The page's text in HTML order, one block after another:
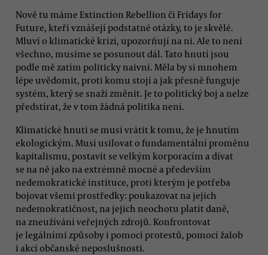
Nově tu máme Extinction Rebellion či Fridays for
Future, kteří vznášejí podstatné otázky, to je skvělé.
Mluví o klimatické krizi, upozorňují na ni. Ale to není
všechno, musíme se posunout dál. Tato hnutí jsou
podle mě zatím politicky naivní. Měla by si mnohem
lépe uvědomit, proti komu stojí a jak přesně funguje
systém, který se snaží změnit. Je to politický boj a nelze
předstírat, že v tom žádná politika není.
Klimatické hnutí se musí vrátit k tomu, že je hnutím
ekologickým. Musí usilovat o fundamentální proměnu
kapitalismu, postavit se velkým korporacím a dívat
se na ně jako na extrémně mocné a především
nedemokratické instituce, proti kterým je potřeba
bojovat všemi prostředky: poukazovat na jejich
nedemokratičnost, na jejich neochotu platit daně,
na zneužívání veřejných zdrojů. Konfrontovat
je legálními způsoby i pomocí protestů, pomocí žalob
i akcí občanské neposlušnosti.